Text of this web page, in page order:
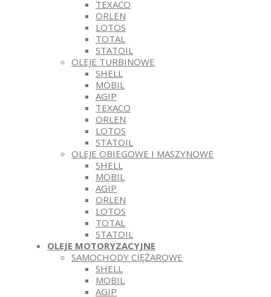
TEXACO
ORLEN
LOTOS
TOTAL
STATOIL
OLEJE TURBINOWE
SHELL
MOBIL
AGIP
TEXACO
ORLEN
LOTOS
STATOIL
OLEJE OBIEGOWE I MASZYNOWE
SHELL
MOBIL
AGIP
ORLEN
LOTOS
TOTAL
STATOIL
OLEJE MOTORYZACYJNE
SAMOCHODY CIĘŻAROWE
SHELL
MOBIL
AGIP